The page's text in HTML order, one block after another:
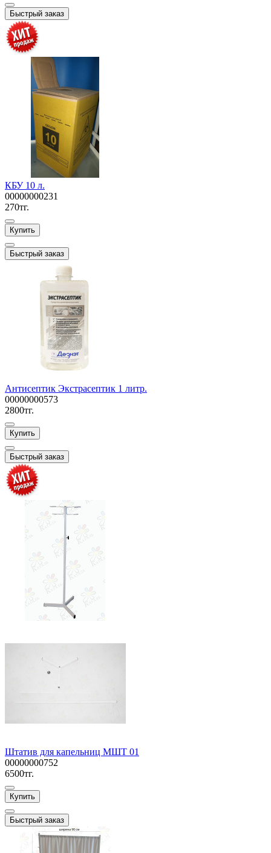
Быстрый заказ
КБУ 10 л.
00000000231
270тг.
Купить
Быстрый заказ
Антисептик Экстрасептик 1 литр.
00000000573
2800тг.
Купить
Быстрый заказ
Штатив для капельниц МШТ 01
00000000752
6500тг.
Купить
Быстрый заказ